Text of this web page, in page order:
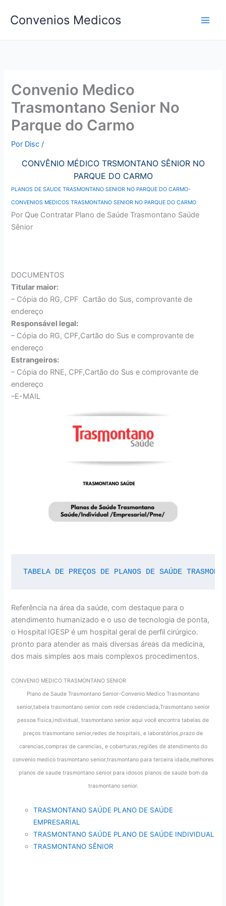
para
conteúdo
Convenios Medicos
Convenio Medico
Trasmontano Senior No
Parque do Carmo
Por Disc/
CONVÊNIO MÉDICO TRSMONTANO SÊNIOR NO
PARQUE DO CARMO
PLANOS DE SAUDE TRASMONTANO SENIOR NO PARQUE DO CARMO-
CONVENIOS MEDICOS TRASMONTANO SENIOR NO PARQUE DO CARMO
Por Que Contratar Plano de Saúde Trasmontano Saúde
Sênior
DOCUMENTOS
Titular maior:
– Cópia do RG, CPF Cartão do Sus, comprovante de
endereço
Responsável legal:
– Cópia do RG, CPF,Cartão do Sus e comprovante de
endereço
Estrangeiros:
– Cópia do RNE, CPF,Cartão do Sus e comprovante de
endereço
–E-MAIL
TABELA DE PREÇOS DE PLANOS DE SAÚDE
Referência na área da saúde, com destaque para o
atendimento humanizado e o uso de tecnologia de ponta,
o Hospital IGESP é um hospital geral de perfil cirúrgico.
pronto para atender as mais diversas áreas da medicina,
dos mais simples aos mais complexos procedimentos.
CONVENIO MEDICO TRASMONTANO SENIOR
Plano de Saude Trasmontano Senior-Convenio Medico Trasmontano
senior,tabela trasmontano senior com rede credenciada,Trasmontano senior
pessoa fisica,individual, trasmontano senior aqui você encontra tabelas de
preços trasmontano senior,redes de hospitais, e laboratórios,prazo de
carencias,compras de carencias, e coberturas,regiões de atendimento do
convenio medico trasmontano senior,trasmontano para terceira idade,melhores
planos de saude trasmontano senior para idosos planos de saude bom da
trasmontano senior.
TRASMONTANO SAÚDE PLANO DE SAÚDE
EMPRESARIAL
TRASMONTANO SAÚDE PLANO DE SAÚDE INDIVIDUAL
TRASMONTANO SÊNIOR